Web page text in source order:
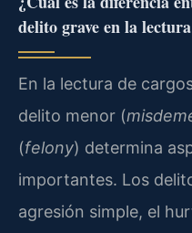
delito grave en la
En la lectura de
delito menor (
(felony) determina
importantes. Los
agresión simple, el